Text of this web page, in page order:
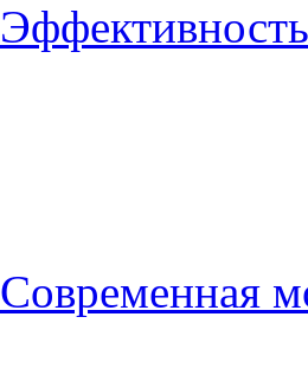
Современная